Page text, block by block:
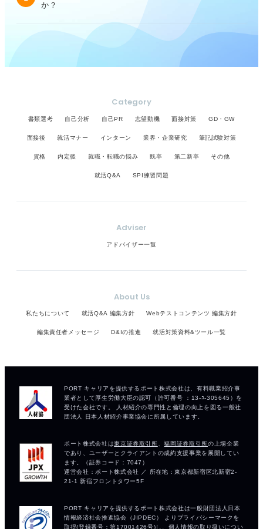
か？
Category
書類選考 自己分析 自己PR 志望動機 面接対策 GD・GW
面接後 就活マナー インターン 業界・企業研究 筆記試験対策
資格 内定後 就職・転職の悩み 既卒 第二新卒 その他
就活Q&A SPI練習問題
Adviser
アドバイザー一覧
About Us
私たちについて 就活Q&A 編集方針 Webテストコンテンツ 編集方針
編集責任者メッセージ D&Iの推進 就活対策資料&ツール一覧